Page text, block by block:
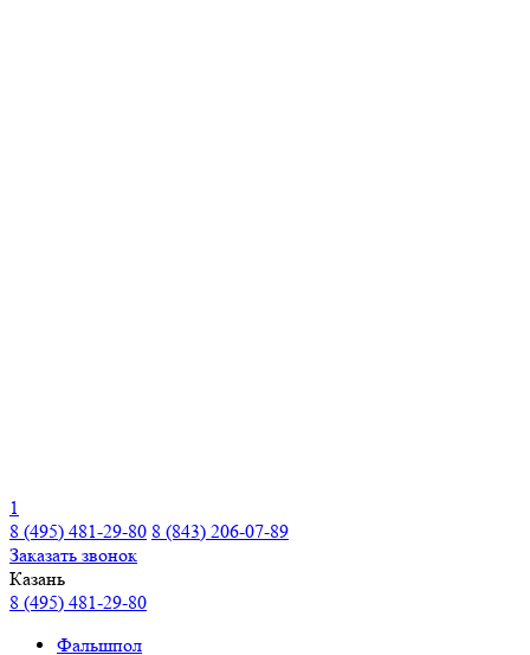
1
8 (495) 481-29-80 8 (843) 206-07-89
Заказать звонок
Казань
8 (495) 481-29-80
Фальшпол